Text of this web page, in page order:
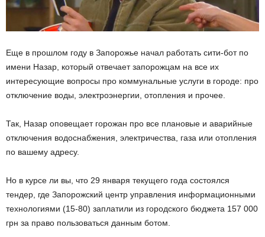
Еще в прошлом году в Запорожье начал работать сити-бот по
имени Назар, который отвечает запорожцам на все их
интересующие вопросы про коммунальные услуги в городе: про
отключение воды, электроэнергии, отопления и прочее.
Так, Назар оповещает горожан про все плановые и аварийные
отключения водоснабжения, электричества, газа или отопления
по вашему адресу.
Но в курсе ли вы, что 29 января текущего года состоялся
тендер, где Запорожский центр управления информационными
технологиями (15-80) заплатили из городского бюджета 157 000
грн за право пользоваться данным ботом.